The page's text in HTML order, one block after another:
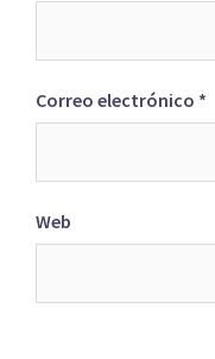
Correo electrónico *
Web